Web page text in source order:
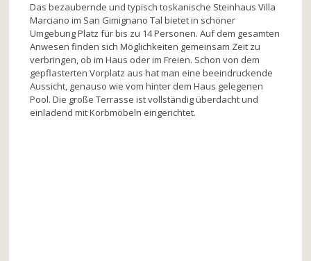
Das bezaubernde und typisch toskanische Steinhaus Villa
Marciano im San Gimignano Tal bietet in schöner
Umgebung Platz für bis zu 14 Personen. Auf dem gesamten
Anwesen finden sich Möglichkeiten gemeinsam Zeit zu
verbringen, ob im Haus oder im Freien. Schon von dem
gepflasterten Vorplatz aus hat man eine beeindruckende
Aussicht, genauso wie vom hinter dem Haus gelegenen
Pool. Die große Terrasse ist vollständig überdacht und
einladend mit Korbmöbeln eingerichtet.